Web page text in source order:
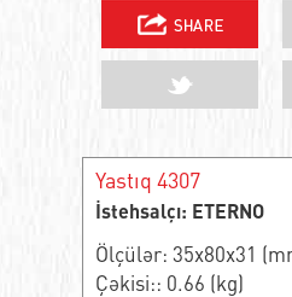
Yastıq 4307
İstehsalçı: ETERNO
Ölçülər: 35x80x31
Çəkisi:: 0.66 (kg)